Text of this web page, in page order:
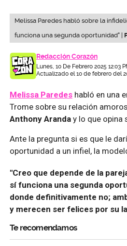
Melissa Paredes habló sobre la
funciona una segunda oportunidad" |
Redacción Corazón
Lunes, 10 De Febrero 2025 12:03
Actualizado el 10 de febrero del
Melissa Paredes habló en una
Trome sobre su relación
Anthony Aranda y lo que opina
Ante la pregunta si es que le
oportunidad a un infiel, la
"Creo que depende de la
sí funciona una segunda
donde definitivamente no;
y merecen ser felices por su
Te recomendamos